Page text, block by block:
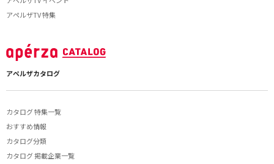
アペルザTV 特集
アペルザカタログ
カタログ 特集一覧
おすすめ情報
カタログ分類
カタログ 掲載企業一覧